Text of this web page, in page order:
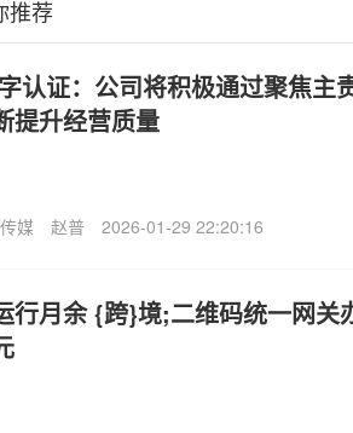
推荐
认证：公司将积极通过聚焦主
提升经营质量
媒 赵普 2026-01-29 22:20:16
行月余 {跨}境;二维码统一网关